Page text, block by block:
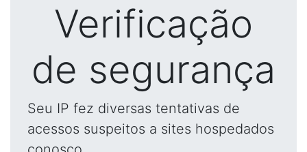
Verificação
de segurança
Seu IP fez diversas tentativas de
acessos suspeitos a sites hospedados